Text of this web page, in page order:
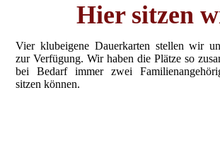
Hier sitzen
Vier klubeigene Dauerkarten stellen wir
zur Verfügung. Wir haben die Plätze so
bei Bedarf immer zwei
sitzen können.